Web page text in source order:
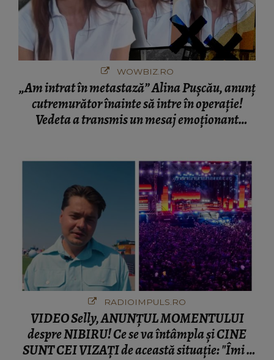
WOWBIZ.RO
„Am intrat în metastază” Alina Pușcău, anunț
cutremurător înainte să intre în operație!
Vedeta a transmis un mesaj emoționant
RADIOIMPULS.RO
VIDEO Selly, ANUNȚUL MOMENTULUI
despre NIBIRU! Ce se va întâmpla și CINE
SUNT CEI VIZAȚI de această situație: "Îmi e